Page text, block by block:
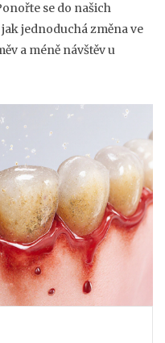
se do našich
jednoduchá změna ve
a méně návštěv u